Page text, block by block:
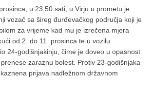
u 23.50 sati, u Virju u prometu je
vozač sa šireg đurđevačkog područja koji je
za vrijeme kad mu je izrečena mjera
od 2. do 11. prosinca te u vozilu
24-godišnjakinju, čime je doveo u opasnost
zaraznu bolest. Protiv 23-godišnjaka
prijava nadležnom državnom